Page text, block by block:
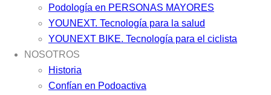
Podología en PERSONAS MAYORES
YOUNEXT. Tecnología para la salud
YOUNEXT BIKE. Tecnología para el ciclista
NOSOTROS
Historia
Confían en Podoactiva